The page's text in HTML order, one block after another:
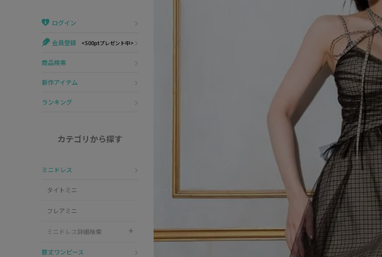
GLAMOROUS
ログイン
会員登録 <500ptプレゼント中>
商品検索
新作アイテム
ランキング
カテゴリから探す
ミニドレス
タイトミニ
フレアミニ
ミニドレス詳細検索
膝丈ワンピース